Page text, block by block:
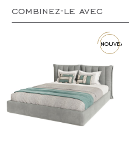
combinez-le avec
nouveau